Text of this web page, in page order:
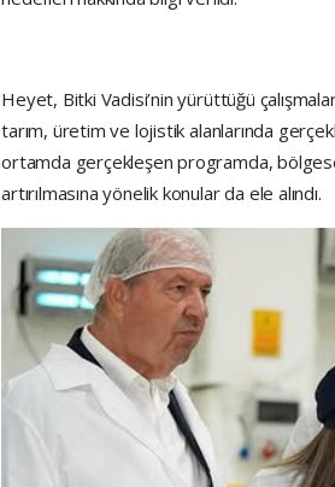
Heyet, Bitki Vadisi’nin yürüttüğü
tarım, üretim ve lojistik alanlarında
ortamda gerçekleşen programda,
artırılmasına yönelik konular da ele alındı.